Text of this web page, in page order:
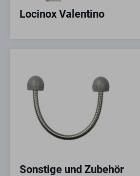
Locinox Valentino
Sonstige und Zubehör